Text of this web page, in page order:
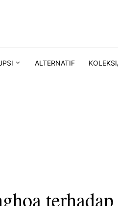
ALTERNATIF
terhadap